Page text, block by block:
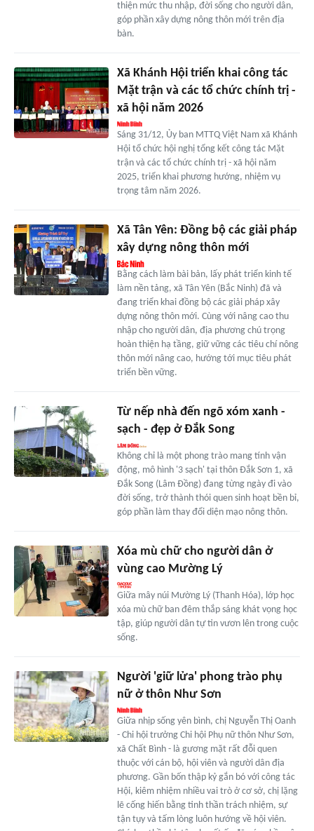
thiện mức thu nhập, đời sống cho người dân,
góp phần xây dựng nông thôn mới trên địa
bàn.
Xã Khánh Hội triển khai công tác
Mặt trận và các tổ chức chính trị -
xã hội năm 2026
Sáng 31/12, Ủy ban MTTQ Việt Nam xã Khánh
Hội tổ chức hội nghị tổng kết công tác Mặt
trận và các tổ chức chính trị - xã hội năm
2025, triển khai phương hướng, nhiệm vụ
trọng tâm năm 2026.
Xã Tân Yên: Đồng bộ các giải pháp
xây dựng nông thôn mới
Bằng cách làm bài bản, lấy phát triển kinh tế
làm nền tảng, xã Tân Yên (Bắc Ninh) đã và
đang triển khai đồng bộ các giải pháp xây
dựng nông thôn mới. Cùng với nâng cao thu
nhập cho người dân, địa phương chú trọng
hoàn thiện hạ tầng, giữ vững các tiêu chí nông
thôn mới nâng cao, hướng tới mục tiêu phát
triển bền vững.
Từ nếp nhà đến ngõ xóm xanh -
sạch - đẹp ở Đắk Song
Không chỉ là một phong trào mang tính vận
động, mô hình '3 sạch' tại thôn Đắk Sơn 1, xã
Đắk Song (Lâm Đồng) đang từng ngày đi vào
đời sống, trở thành thói quen sinh hoạt bền bỉ,
góp phần làm thay đổi diện mạo nông thôn.
Xóa mù chữ cho người dân ở
vùng cao Mường Lý
Giữa mây núi Mường Lý (Thanh Hóa), lớp học
xóa mù chữ ban đêm thắp sáng khát vọng học
tập, giúp người dân tự tin vươn lên trong cuộc
sống.
Người 'giữ lửa' phong trào phụ
nữ ở thôn Như Sơn
Giữa nhịp sống yên bình, chị Nguyễn Thị Oanh
- Chi hội trưởng Chi hội Phụ nữ thôn Như Sơn,
xã Chất Bình - là gương mặt rất đỗi quen
thuộc với cán bộ, hội viên và người dân địa
phương. Gần bốn thập kỷ gắn bó với công tác
Hội, kiêm nhiệm nhiều vai trò ở cơ sở, chị lặng
lẽ cống hiến bằng tinh thần trách nhiệm, sự
tận tụy và tấm lòng luôn hướng về hội viên.